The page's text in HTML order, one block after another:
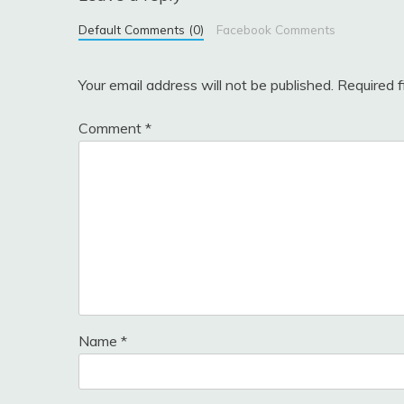
Default Comments (0) Facebook Comments
Your email address will not be published. Required
Comment *
Name *